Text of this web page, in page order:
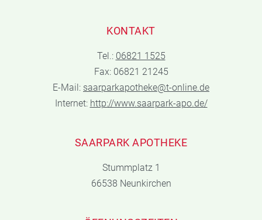
KONTAKT
Tel.: 06821 1525
Fax: 06821 21245
E-Mail: saarparkapotheke@t-online.de
Internet: http://www.saarpark-apo.de/
SAARPARK APOTHEKE
Stummplatz 1
66538 Neunkirchen